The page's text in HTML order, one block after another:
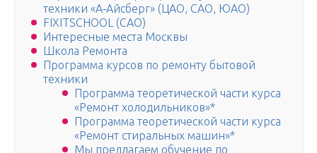
техники «А‑Айсберг» (ЦАО, САО, ЮАО)
FIXITSCHOOL (САО)
Интересные места Москвы
Школа Ремонта
Программа курсов по ремонту бытовой
техники
Программа теоретической части курса
«Ремонт холодильников»*
Программа теоретической части курса
«Ремонт стиральных машин»*
Мы предлагаем обучение по